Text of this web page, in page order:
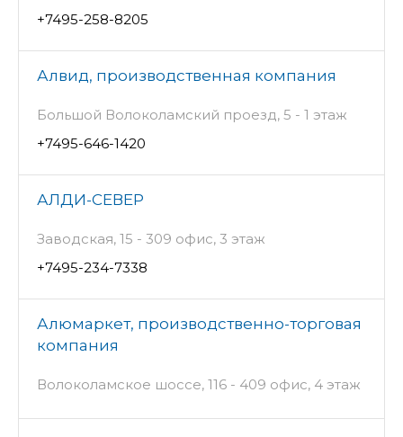
+7495-258-8205
Алвид, производственная компания
Большой Волоколамский проезд, 5 - 1 этаж
+7495-646-1420
АЛДИ-СЕВЕР
Заводская, 15 - 309 офис, 3 этаж
+7495-234-7338
Алюмаркет, производственно-торговая
компания
Волоколамское шоссе, 116 - 409 офис, 4 этаж